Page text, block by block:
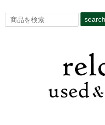
search